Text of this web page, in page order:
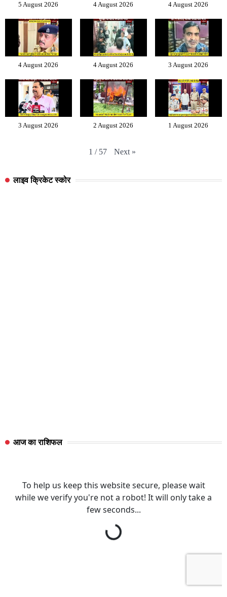
5 August 2026 4 August 2026 4 August 2026
4 August 2026 4 August 2026 3 August 2026
3 August 2026 2 August 2026 1 August 2026
1 / 57 Next »
लाइव क्रिकेट स्कोर
आज का राशिफल